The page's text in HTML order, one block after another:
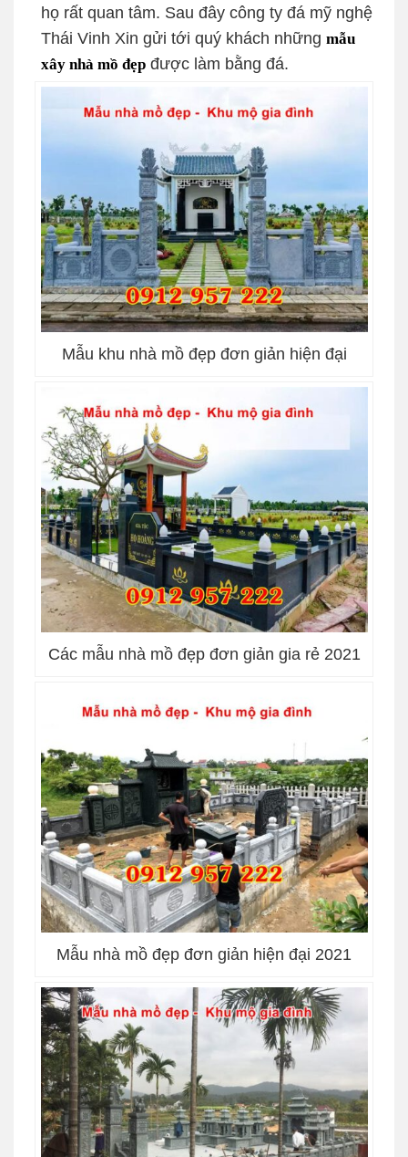
họ rất quan tâm. Sau đây công ty đá mỹ nghệ
Thái Vinh Xin gửi tới quý khách những mẫu
xây nhà mồ đẹp được làm bằng đá.
Mẫu khu nhà mồ đẹp đơn giản hiện đại
Các mẫu nhà mồ đẹp đơn giản gia rẻ 2021
Mẫu nhà mồ đẹp đơn giản hiện đại 2021